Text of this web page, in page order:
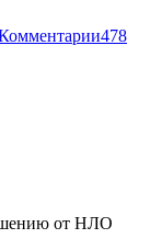
478
от НЛО